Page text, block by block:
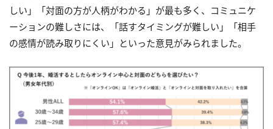
しい」「対面の方が人柄がわかる」が最も多く、コミュニケ
ーションの難しさには、「話すタイミングが難しい」「相手
の感情が読み取りにくい」といった意見がみられました。